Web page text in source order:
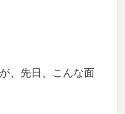
、先日、こんな面